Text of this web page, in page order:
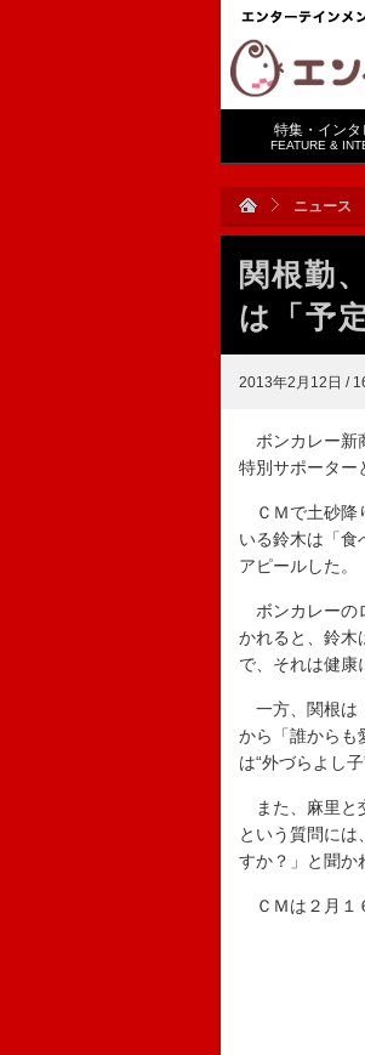
特集・インタ
FEATURE &
ニュース
関根勤
は「予
2013年2月12日 /
ボンカレー新
特別サポーター
ＣＭで土砂降
いる鈴木は「食
アピールした。
ボンカレーの
かれると、鈴木
で、それは健康
一方、関根は
から「誰からも
は“外づらよし
また、麻里と
という質問に
すか？」と聞か
ＣＭは２月１